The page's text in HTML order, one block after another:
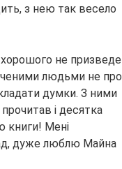
з нею так весело
не призведе
людьми не про
думки. З ними
і десятка
книги! Мені
дуже люблю Майна